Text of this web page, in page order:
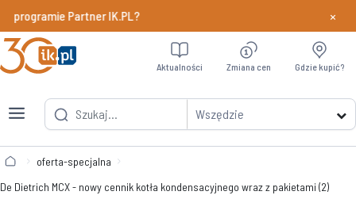
Partner IK.PL? Dowiedz
×
Wszędzie
Aktualności Zmiana cen Gdzie kupić?
oferta-specjalna
De Dietrich MCX - nowy cennik kotła kondensacyjnego wraz z pakietami (2)